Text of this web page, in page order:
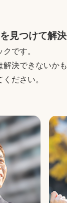
見つけて解
です。
解決できないか
ださい。